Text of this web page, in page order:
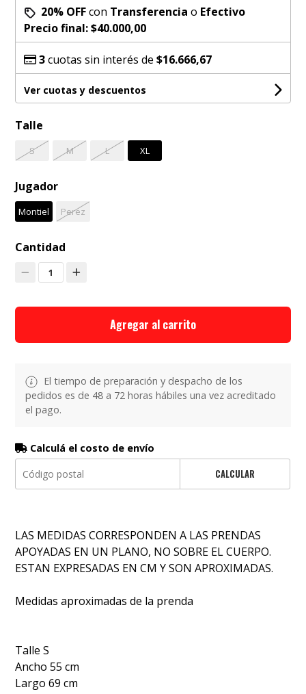
20% OFFcon Transferencia o Efectivo
Precio final:$40.000,00
3cuotas sin interés de$16.666,67
Ver cuotas y descuentos
Talle
S M L XL
Jugador
Montiel Perez
Cantidad
1
Agregar al carrito
El tiempo de preparación y despacho de los
pedidos es de 48 a 72 horas hábiles una vez acreditado
el pago.
Calculá el costo de envío
CALCULAR
LAS MEDIDAS CORRESPONDEN A LAS PRENDAS
APOYADAS EN UN PLANO, NO SOBRE EL CUERPO.
ESTAN EXPRESADAS EN CM Y SON APROXIMADAS.
Medidas aproximadas de la prenda
Talle S
Ancho 55 cm
Largo 69 cm